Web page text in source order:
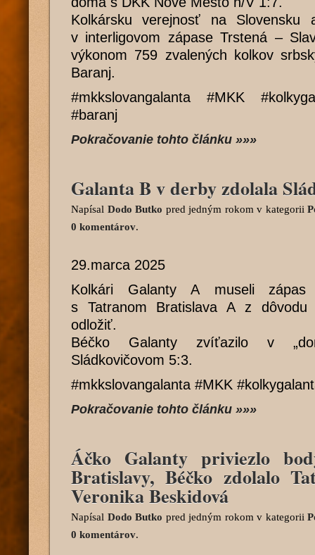
Kolkársku verejnosť na Slovensku
v interligovom zápase Trstená –
výkonom 759 zvalených kolkov
Baranj.
#mkkslovangalanta #MKK
#baranj
Pokračovanie tohto článku »»»
Galanta B v derby zdolala
Napísal Dodo Butko pred jedným rokom v kategorii
0 komentárov.
29.marca 2025
Kolkári Galanty A museli
s Tatranom Bratislava A z
odložiť.
Béčko Galanty zvíťazilo v
Sládkovičovom 5:3.
#mkkslovangalanta #MKK
Pokračovanie tohto článku »»»
Áčko Galanty priviezlo
Bratislavy, Béčko zdolalo
Veronika Beskidová
Napísal Dodo Butko pred jedným rokom v kategorii
0 komentárov.